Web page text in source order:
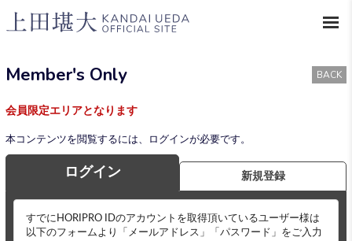
Member's Only BACK
会員限定エリアとなります
本コンテンツを閲覧するには、ログインが必要です。
ログイン 新規登録
すでにHORIPRO IDのアカウントを取得頂いているユーザー様は
以下のフォームより「メールアドレス」「パスワード」をご入力